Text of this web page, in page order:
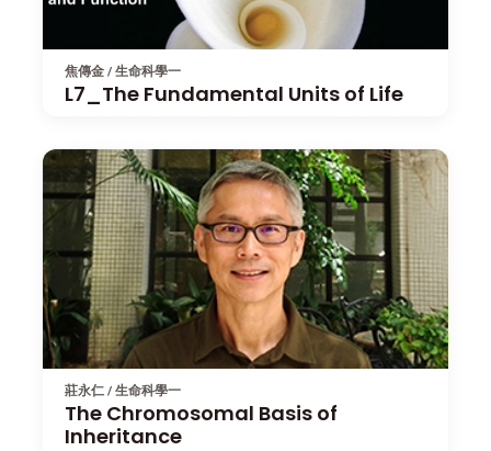
焦傳金 / 生命科學一
L7_The Fundamental Units of Life
莊永仁 / 生命科學一
The Chromosomal Basis of
Inheritance